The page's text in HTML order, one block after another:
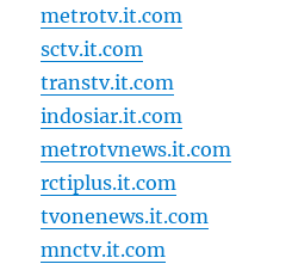
metrotv.it.com
sctv.it.com
transtv.it.com
indosiar.it.com
metrotvnews.it.com
rctiplus.it.com
tvonenews.it.com
mnctv.it.com